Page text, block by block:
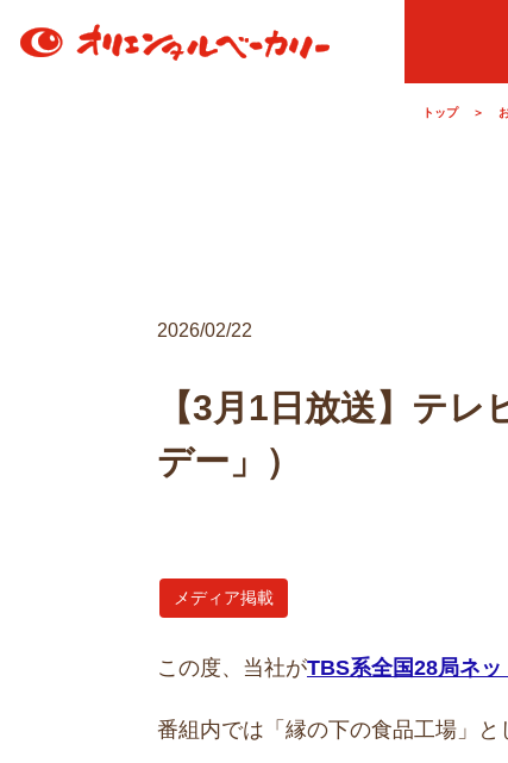
トップ ＞
2026/02/22
【3月1日放送】テ
デー」）
メディア掲載
この度、当社がTBS系全国28局ネッ
番組内では「縁の下の食品工場」と